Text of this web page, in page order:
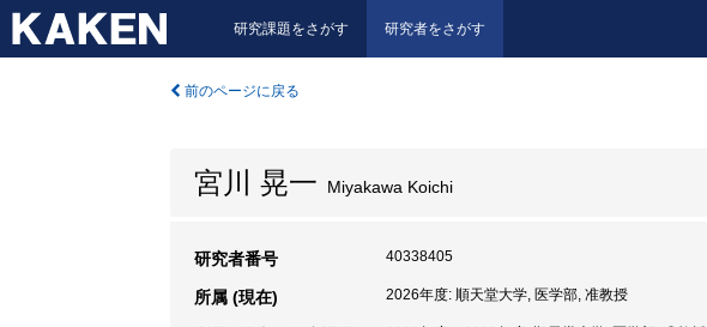
研究課題をさがす 研究者をさがす
前のページに戻る
宮川 晃一 Miyakawa Koichi
研究者番号 40338405
所属 (現在) 2026年度: 順天堂大学, 医学部, 准教授